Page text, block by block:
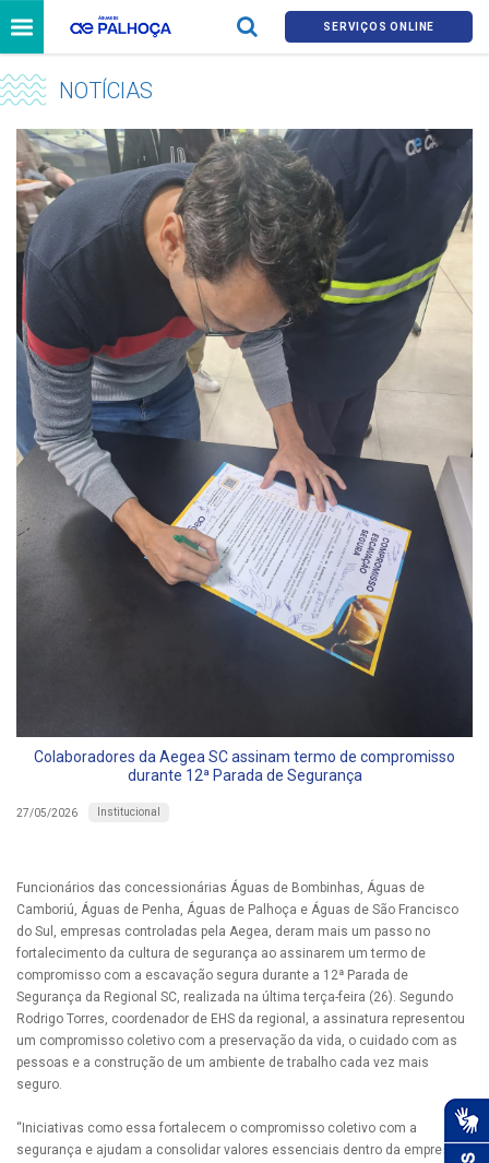
SERVIÇOS ONLINE
NOTÍCIAS
Colaboradores da Aegea SC assinam termo de compromisso
durante 12ª Parada de Segurança
27/05/2026 Institucional
Funcionários das concessionárias Águas de Bombinhas, Águas de
Camboriú, Águas de Penha, Águas de Palhoça e Águas de São Francisco
do Sul, empresas controladas pela Aegea, deram mais um passo no
fortalecimento da cultura de segurança ao assinarem um termo de
compromisso com a escavação segura durante a 12ª Parada de
Segurança da Regional SC, realizada na última terça-feira (26). Segundo
Rodrigo Torres, coordenador de EHS da regional, a assinatura representou
um compromisso coletivo com a preservação da vida, o cuidado com as
pessoas e a construção de um ambiente de trabalho cada vez mais
seguro.
“Iniciativas como essa fortalecem o compromisso coletivo com a
segurança e ajudam a consolidar valores essenciais dentro da empresa”,